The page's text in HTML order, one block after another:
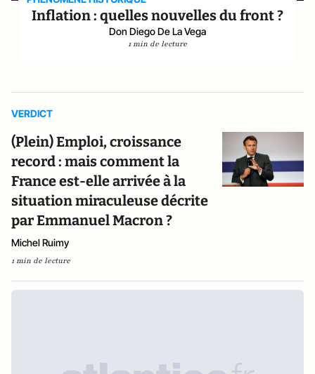
Inflation : quelles nouvelles du front ?
Don Diego De La Vega
1 min de lecture
VERDICT
(Plein) Emploi, croissance
record : mais comment la
France est-elle arrivée à la
situation miraculeuse décrite
par Emmanuel Macron ?
Michel Ruimy
1 min de lecture